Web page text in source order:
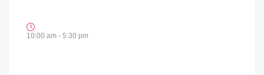
10:00 am - 5:30 pm